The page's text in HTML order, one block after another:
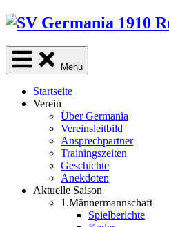
Skip
content
Menu
Startseite
Verein
Über Germania
Vereinsleitbild
Ansprechpartner
Trainingszeiten
Geschichte
Anekdoten
Aktuelle Saison
1.Männermannschaft
Spielberichte